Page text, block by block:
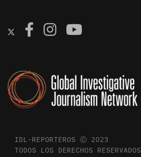
IDL-REPORTEROS Ⓒ 2023
TODOS LOS DERECHOS RESERVADOS